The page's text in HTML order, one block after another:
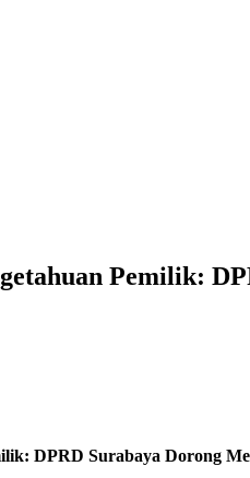
Pemilik:
DPRD Surabaya Dorong